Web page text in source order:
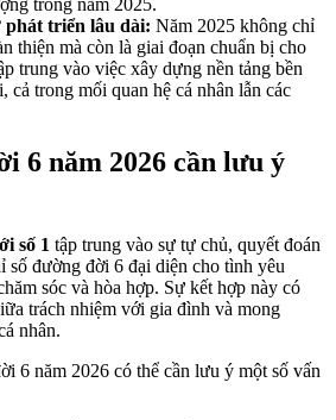
triển lâu dài: Năm 2025 không chỉ
thiện mà còn là giai đoạn chuẩn bị cho
trung vào việc xây dựng nền tảng bền
cả trong mối quan hệ cá nhân lẫn các
6 năm 2026 cần lưu ý
số 1 tập trung vào sự tự chủ, quyết đoán
số đường đời 6 đại diện cho tình yêu
sóc và hòa hợp. Sự kết hợp này có
trách nhiệm với gia đình và mong
nhân.
6 năm 2026 có thể cần lưu ý một số vấn